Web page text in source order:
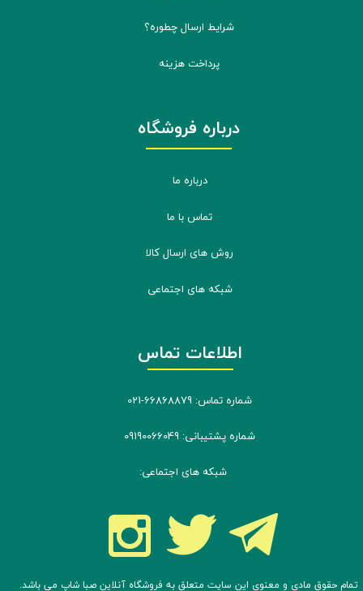
شماره تماس: 66868879-021
شماره پشتیبانی: 09190066049
شبکه های اجتماعی:
شرایط ارسال چطوره؟
پرداخت هزینه
تمام حقوق مادی و معنوی این سایت متعلق به فروشگاه آنلاین صبا شاپ می باشد.
درباره فروشگاه
درباره ما
تماس با ما
روش های ارسال کالا
شبکه های اجتماعی
اطلاعات تماس